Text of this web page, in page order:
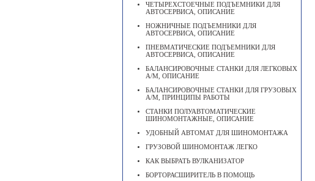
ЧЕТЫРЕХСТОЕЧНЫЕ ПОДЪЕМНИКИ ДЛЯ
АВТОСЕРВИСА, ОПИСАНИЕ
НОЖНИЧНЫЕ ПОДЪЕМНИКИ ДЛЯ
АВТОСЕРВИСА, ОПИСАНИЕ
ПНЕВМАТИЧЕСКИЕ ПОДЪЕМНИКИ ДЛЯ
АВТОСЕРВИСА, ОПИСАНИЕ
БАЛАНСИРОВОЧНЫЕ СТАНКИ ДЛЯ ЛЕГКОВЫХ
А/М, ОПИСАНИЕ
БАЛАНСИРОВОЧНЫЕ СТАНКИ ДЛЯ ГРУЗОВЫХ
А/М, ПРИНЦИПЫ РАБОТЫ
СТАНКИ ПОЛУАВТОМАТИЧЕСКИЕ
ШИНОМОНТАЖНЫЕ, ОПИСАНИЕ
УДОБНЫЙ АВТОМАТ ДЛЯ ШИНОМОНТАЖА
ГРУЗОВОЙ ШИНОМОНТАЖ ЛЕГКО
КАК ВЫБРАТЬ ВУЛКАНИЗАТОР
БОРТОРАСШИРИТЕЛЬ В ПОМОЩЬ